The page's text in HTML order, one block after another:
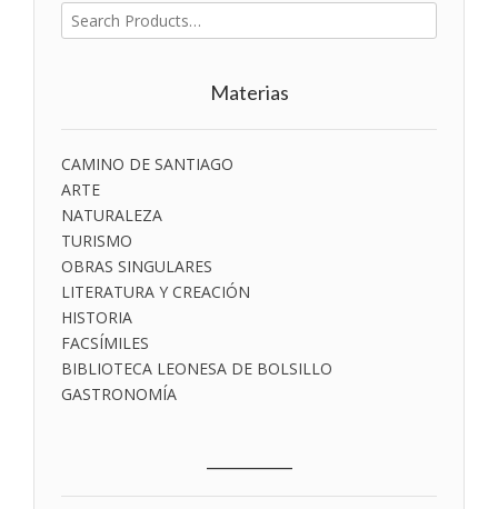
Buscar
por:
Materias
CAMINO DE SANTIAGO
ARTE
NATURALEZA
TURISMO
OBRAS SINGULARES
LITERATURA Y CREACIÓN
HISTORIA
FACSÍMILES
BIBLIOTECA LEONESA DE BOLSILLO
GASTRONOMÍA